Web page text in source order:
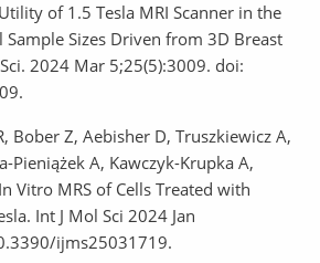
of 1.5 Tesla MRI Scanner in the
Sizes Driven from 3D Breast
2024 Mar 5;25(5):3009. doi:
Bober Z, Aebisher D, Truszkiewicz A,
Pieniążek A, Kawczyk-Krupka A,
Vitro MRS of Cells Treated with
Int J Mol Sci 2024 Jan
ijms25031719.